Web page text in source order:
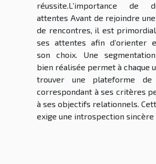
réussite.L’importance de
attentes Avant de rejoindre
de rencontres, il est
ses attentes afin d’orienter
son choix. Une segmentation
bien réalisée permet à chaque
trouver une plateforme de
correspondant à ses critères
à ses objectifs relationnels.
exige une introspection sincère